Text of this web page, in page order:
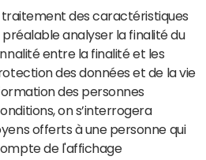
traitement des caractéristiques
préalable analyser la finalité du
entre la finalité et les
des données et de la vie
des personnes
on s’interrogera
offerts à une personne qui
de l'affichage